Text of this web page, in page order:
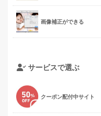
画像補正ができる
サービスで選ぶ
クーポン配付中サイト